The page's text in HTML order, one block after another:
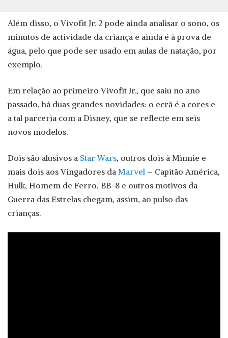
Além disso, o Vivofit Jr. 2 pode ainda analisar o sono, os
minutos de actividade da criança e ainda é à prova de
água, pelo que pode ser usado em aulas de natação, por
exemplo.
Em relação ao primeiro Vivofit Jr., que saiu no ano
passado, há duas grandes novidades: o ecrã é a cores e
a tal parceria com a Disney, que se reflecte em seis
novos modelos.
Dois são alusivos a Star Wars, outros dois à Minnie e
mais dois aos Vingadores da Marvel – Capitão América,
Hulk, Homem de Ferro, BB-8 e outros motivos da
Guerra das Estrelas chegam, assim, ao pulso das
crianças.